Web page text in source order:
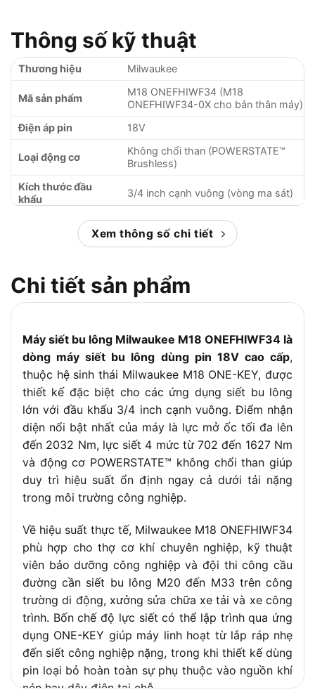
Thông số kỹ thuật
Thương hiệu Milwaukee
Mã sản phẩm
M18 ONEFHIWF34 (M18
ONEFHIWF34-0X cho bản thân máy)
Điện áp pin
18V
Loại động cơ
Không chổi than (POWERSTATE™
Brushless)
Kích thước đầu
khẩu
3/4 inch cạnh vuông (vòng ma sát)
Lực siết tối đa (4
702 / 1138 / 1627 / 1627 Nm
Tốc độ không tải (4
mức)
0-800 / 1300 / 1800 / 1800
vòng/phút
Đường kính ốc tối
đa
M33
Chiều dài thân máy
218 mm
Trọng lượng thân
máy (không pin)
2,8 kg
Trọng lượng kèm
pin 5.0Ah
3,5 kg
Xem thông số chi tiết
Chi tiết sản phẩm
Máy siết bu lông Milwaukee M18 ONEFHIWF34 là
dòng máy siết bu lông dùng pin 18V cao cấp,
thuộc hệ sinh thái Milwaukee M18 ONE-KEY, được
thiết kế đặc biệt cho các ứng dụng siết bu lông
lớn với đầu khẩu 3/4 inch cạnh vuông. Điểm nhận
diện nổi bật nhất của máy là lực mở ốc tối đa lên
đến 2032 Nm, lực siết 4 mức từ 702 đến 1627 Nm
và động cơ POWERSTATE™ không chổi than giúp
duy trì hiệu suất ổn định ngay cả dưới tải nặng
trong môi trường công nghiệp.
Về hiệu suất thực tế, Milwaukee M18 ONEFHIWF34
phù hợp cho thợ cơ khí chuyên nghiệp, kỹ thuật
viên bảo dưỡng công nghiệp và đội thi công cầu
đường cần siết bu lông M20 đến M33 trên công
trường di động, xưởng sửa chữa xe tải và xe công
trình. Bốn chế độ lực siết có thể lập trình qua ứng
dụng ONE-KEY giúp máy linh hoạt từ lắp ráp nhẹ
đến siết công nghiệp nặng, trong khi thiết kế dùng
pin loại bỏ hoàn toàn sự phụ thuộc vào nguồn khí
nén hay dây điện tại chỗ.